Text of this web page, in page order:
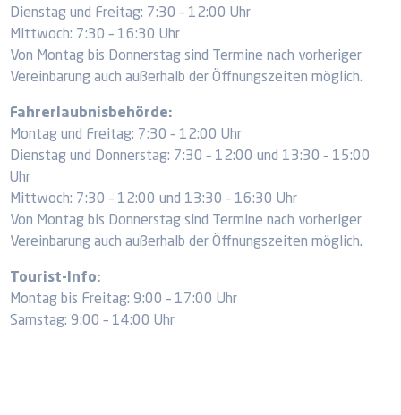
Dienstag und Freitag: 7:30 – 12:00 Uhr
Mittwoch: 7:30 – 16:30 Uhr
Von Montag bis Donnerstag sind Termine nach vorheriger
Vereinbarung auch außerhalb der Öffnungszeiten möglich.
Fahrerlaubnisbehörde:
Montag und Freitag: 7:30 – 12:00 Uhr
Dienstag und Donnerstag: 7:30 – 12:00 und 13:30 – 15:00
Uhr
Mittwoch: 7:30 – 12:00 und 13:30 – 16:30 Uhr
Von Montag bis Donnerstag sind Termine nach vorheriger
Vereinbarung auch außerhalb der Öffnungszeiten möglich.
Tourist-Info:
Montag bis Freitag: 9:00 – 17:00 Uhr
Samstag: 9:00 – 14:00 Uhr